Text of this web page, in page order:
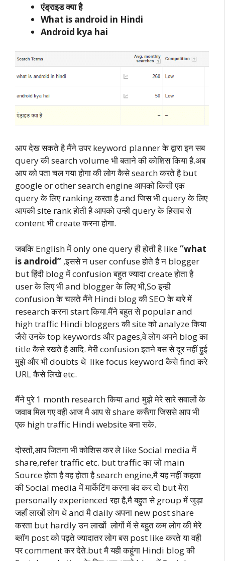
एंड्राइड क्या है
What is android in Hindi
Android kya hai
आप देख सकते है मैंने उपर keyword planner के द्वारा इन सब
query की search volume भी बताने की कोशिस किया है.अब
आप को पता चल गया होगा की लोग कैसे search करते है but
google or other search engine आपको किसी एक
query के लिए ranking करता है and जिस भी query के लिए
आपकी site rank होती है आपको उन्ही query के हिसाब से
content भी create करना होगा.
जबकि English में only one query ही होती है like“what
is android” ,इससे न user confuse होते है न blogger
but हिंदी blog में confusion बहुत ज्यादा create होता है
user के लिए भी and blogger के लिए भी,So इन्ही
confusion के चलते मैंने Hindi blog की SEO के बारे में
research करना start किया.मैंने बहुत से popular and
high traffic Hindi bloggers की site को analyze किया
जैसे उनके top keywords और pages,वे लोग अपने blog का
title कैसे रखते है आदि. मेरी confusion इतने बस से दूर नहीं हुई
मुझे और भी doubts थे like focus keyword कैसे find करे
URL कैसे लिखे etc.
मैंने पुरे 1 month research किया and मुझे मेरे सारे सवालों के
जवाब मिल गए वही आज मै आप से share करूँगा जिससे आप भी
एक high traffic Hindi website बना सके.
दोस्तों,आप जितना भी कोशिस कर ले like Social media में
share,refer traffic etc. but traffic का जो main
Source होता है वह होता है search engine,मै यह नहीं कहता
की Social media में मार्केटिंग करना बंद कर दो but मेरा
personally experienced रहा है,मै बहुत से group में जुड़ा
जहाँ लाखों लोग थे and मै daily अपना new post share
करता but hardly उन लाखों लोगों में से बहुत कम लोग की मेरे
ब्लॉग post को पढ़ते ज्यादातर लोग बस post like करते या वही
पर comment कर देते.but मै यही कहूंगा Hindi blog की